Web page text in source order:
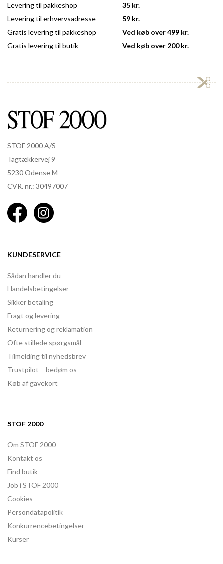
Levering til pakkeshop
Levering til erhvervsadresse
Gratis levering til pakkeshop
Gratis levering til butik
35 kr.
59 kr.
Ved køb over 499 kr.
Ved køb over 200 kr.
STOF 2000 A/S
Tagtækkervej 9
5230 Odense M
CVR. nr.: 30497007
KUNDESERVICE
Sådan handler du
Handelsbetingelser
Sikker betaling
Fragt og levering
Returnering og reklamation
Ofte stillede spørgsmål
Tilmelding til nyhedsbrev
Trustpilot – bedøm os
Køb af gavekort
STOF 2000
Om STOF 2000
Kontakt os
Find butik
Job i STOF 2000
Cookies
Persondatapolitik
Konkurrencebetingelser
Kurser